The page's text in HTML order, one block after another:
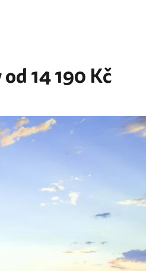
14 190 Kč